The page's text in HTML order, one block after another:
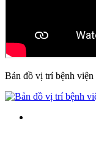
Bản đồ vị trí bệnh viện